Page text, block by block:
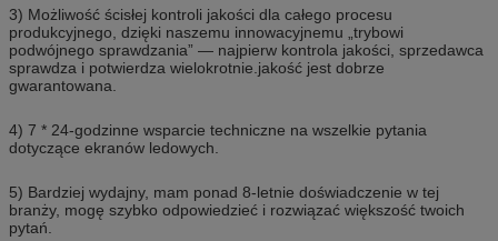
3) Możliwość ścisłej kontroli jakości dla całego procesu
produkcyjnego, dzięki naszemu innowacyjnemu „trybowi
podwójnego sprawdzania” — najpierw kontrola jakości, sprzedawca
sprawdza i potwierdza wielokrotnie.jakość jest dobrze
gwarantowana.
4) 7 * 24-godzinne wsparcie techniczne na wszelkie pytania
dotyczące ekranów ledowych.
5) Bardziej wydajny, mam ponad 8-letnie doświadczenie w tej
branży, mogę szybko odpowiedzieć i rozwiązać większość twoich
pytań.